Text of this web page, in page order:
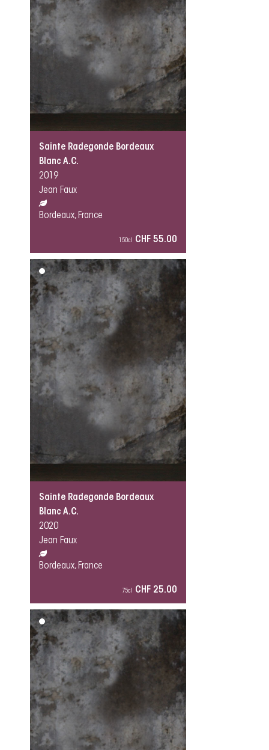
Sainte Radegonde Bordeaux
Blanc A.C.
2019
Jean Faux
Bordeaux, France
150cl CHF 55.00
Sainte Radegonde Bordeaux
Blanc A.C.
2020
Jean Faux
Bordeaux, France
75cl CHF 25.00